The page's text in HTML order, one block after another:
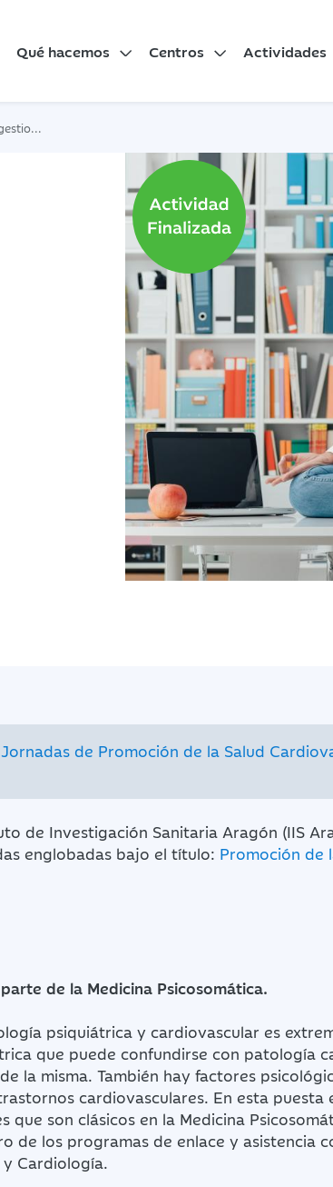
Qué hacemos Centros Actividades
ansiedad
Jornadas de Promoción de la Salud
de Investigación Sanitaria Aragón (IIS
englobadas bajo el título: Promoción de
de la Medicina Psicosomática.
psiquiátrica y cardiovascular es
que puede confundirse con patología
la misma. También hay factores
cardiovasculares. En esta puesta
que son clásicos en la Medicina
de los programas de enlace y asistencia
Cardiología.